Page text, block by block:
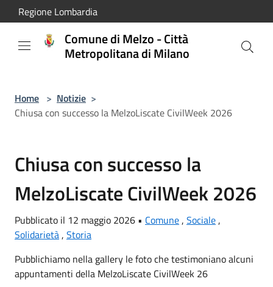
Salta al contenuto principale
Regione Lombardia
Comune di Melzo - Città
Metropolitana di Milano
Home > Notizie >
Chiusa con successo la MelzoLiscate CivilWeek 2026
Chiusa con successo la
MelzoLiscate CivilWeek 2026
Pubblicato il 12 maggio 2026 • Comune, Sociale,
Solidarietà, Storia
Pubblichiamo nella gallery le foto che testimoniano alcuni
appuntamenti della MelzoLiscate CivilWeek 26